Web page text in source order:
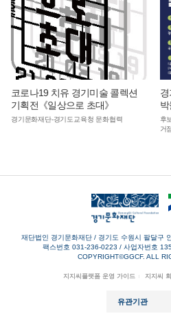
코로나19 치유 경기미술 콜렉션
기획전《일상으로 초대》
경기문화재단-경기도교육청 문화협력
후
거
재단법인 경기문화재단 / 경기도 수원시 팔달구
팩스번호 031-236-0223 / 사업자번호
COPYRIGHT©GGCF. ALL
지지씨플랫폼 운영 가이드 지지씨